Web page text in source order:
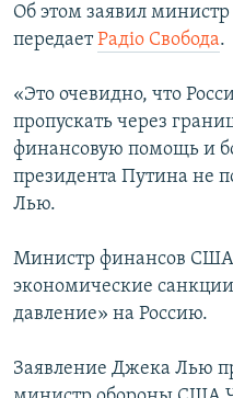
СОВЕТЫ ПРАВОЗАЩИТНИКОВ
ПРОПАВШИЕ БЕЗ ВЕСТИ
ПОБЕДИТЕЛЕЙ НЕ СУДЯТ?
КРЫМ.НЕПОКОРЕННЫЙ
ELIFBE
УКРАИНСКАЯ ПРОБЛЕМА
Qırımtatar
ПРИСОЕДИНЯЙТЕСЬ!
Об этом заявил
передаетРадiо Свобода.
«Это очевидно, что
пропускать через
финансовую помощь и
президента Путина не
Лью.
Министр финансов США
экономические
давление» на Россию.
Заявление Джека Лью